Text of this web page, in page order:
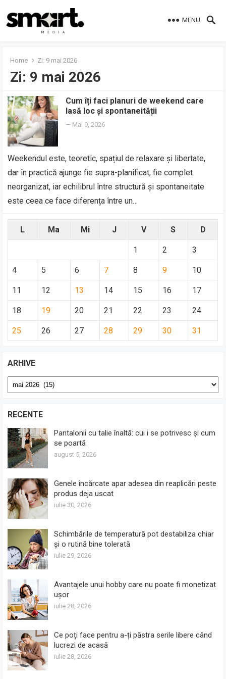
MENU
Home Zi: 9 mai 2026
Zi: 9 mai 2026
Cum îți faci planuri de weekend care
lasă loc și spontaneității
— Mai 9, 2026
Weekendul este, teoretic, spațiul de relaxare și libertate,
dar în practică ajunge fie supra-planificat, fie complet
neorganizat, iar echilibrul între structură și spontaneitate
este ceea ce face diferența între un…
L Ma Mi J V S D
1 2 3
4 5 6 7 8 9 10
11 12 13 14 15 16 17
18 19 20 21 22 23 24
25 26 27 28 29 30 31
ARHIVE
Arhive
RECENTE
Pantalonii cu talie înaltă: cui i se potrivesc și cum
se poartă
august 5, 2026
Genele încărcate apar adesea din reaplicări peste
produs deja uscat
iulie 30, 2026
Schimbările de temperatură pot destabiliza chiar
și o rutină bine tolerată
iulie 29, 2026
Avantajele unui hobby care nu poate fi monetizat
ușor
iulie 28, 2026
Ce poți face pentru a-ți păstra serile libere când
lucrezi de acasă
iulie 28, 2026